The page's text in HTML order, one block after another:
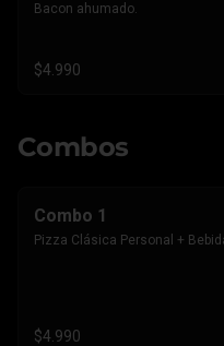
Bacon ahumado.
$4.990
Combos
Combo 1
Pizza Clásica Personal +
$4.990